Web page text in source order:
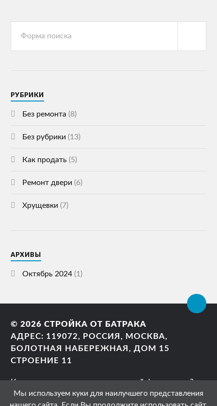
РУБРИКИ
Без ремонта (8)
Без рубрики (13)
Как продать (5)
Ремонт двери (6)
Хрущевки (7)
АРХИВЫ
Октябрь 2024 (1)
© 2026СТРОЙКА ОТ БАТРАКА
АДРЕС: 119072, РОССИЯ, МОСКВА,
БОЛОТНАЯ НАБЕРЕЖНАЯ, ДОМ 15
СТРОЕНИЕ 11
Как правильно сделать ленточный фундамент?
Можно ли заливать фундамент дома частями?
Мы используем куки для наилучшего представления